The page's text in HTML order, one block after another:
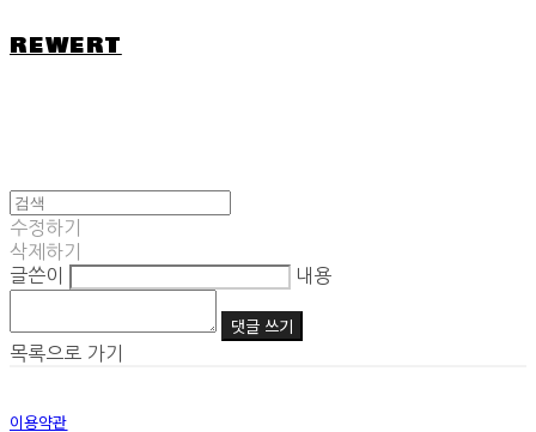
REWERT
수정하기
삭제하기
글쓴이
내용
댓글 쓰기
목록으로 가기
이용약관